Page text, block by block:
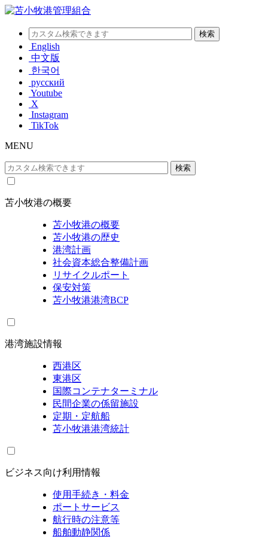
English
中文版
한국어
русский
Youtube
X
Instagram
TikTok
MENU
苫小牧港の概要
苫小牧港の概要
苫小牧港の歴史
港湾計画
社会資本総合整備計画
リサイクルポート
保安対策
苫小牧港港湾BCP
港湾施設情報
西港区
東港区
国際コンテナターミナル
民間企業の係留施設
定期・定航船
苫小牧港港湾統計
ビジネス向け利用情報
使用手続き・料金
ポートサービス
航行時の注意等
船舶動静関係